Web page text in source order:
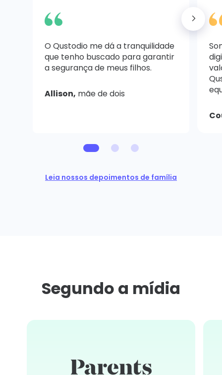
O Qustodio me dá a tranquilidade
que tenho buscado para garantir
a segurança de meus filhos.
Allison, mãe de dois
Leia nossos depoimentos de família
Segundo a mídia